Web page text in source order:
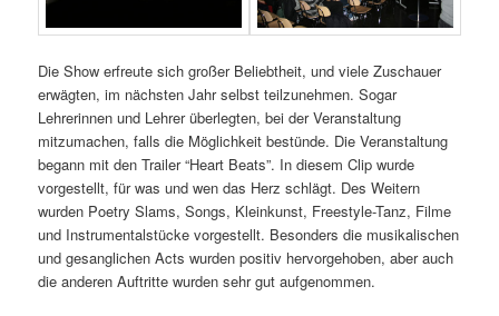
Die Show erfreute sich großer Beliebtheit, und viele Zuschauer
erwägten, im nächsten Jahr selbst teilzunehmen. Sogar
Lehrerinnen und Lehrer überlegten, bei der Veranstaltung
mitzumachen, falls die Möglichkeit bestünde. Die Veranstaltung
begann mit den Trailer “Heart Beats”. In diesem Clip wurde
vorgestellt, für was und wen das Herz schlägt. Des Weitern
wurden Poetry Slams, Songs, Kleinkunst, Freestyle-Tanz, Filme
und Instrumentalstücke vorgestellt. Besonders die musikalischen
und gesanglichen Acts wurden positiv hervorgehoben, aber auch
die anderen Auftritte wurden sehr gut aufgenommen.